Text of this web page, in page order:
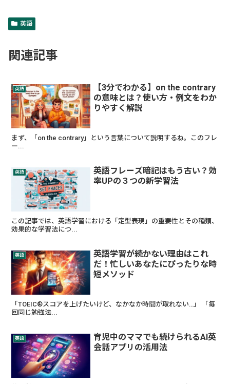
英語
関連記事
英語
【3分でわかる】on the contrary
の意味とは？使い方・例文をわか
りやすく解説
まず、「on the contrary」という言葉について説明するね。このフレ
ー...
英語
英語フレーズ暗記はもう古い？効
率UPの３つの新学習法
この記事では、英語学習における「定型表現」の重要性とその種類、
効果的な学習法につ...
英語
英語学習が続かない理由はこれ
だ！忙しいあなたにぴったりな時
短メソッド
「TOEIC®スコアを上げたいけど、なかなか時間が取れない…」 「毎
回同じ勉強法...
英語
育児中のママでも続けられるAI英
会話アプリの活用法